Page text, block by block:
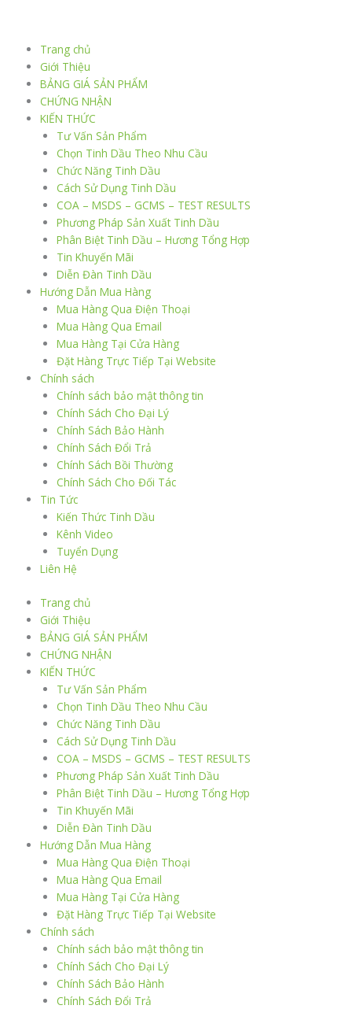
Trang chủ
Giới Thiệu
BẢNG GIÁ SẢN PHẨM
CHỨNG NHẬN
KIẾN THỨC
Tư Vấn Sản Phẩm
Chọn Tinh Dầu Theo Nhu Cầu
Chức Năng Tinh Dầu
Cách Sử Dụng Tinh Dầu
COA – MSDS – GCMS – TEST RESULTS
Phương Pháp Sản Xuất Tinh Dầu
Phân Biệt Tinh Dầu – Hương Tổng Hợp
Tin Khuyến Mãi
Diễn Đàn Tinh Dầu
Hướng Dẫn Mua Hàng
Mua Hàng Qua Điện Thoại
Mua Hàng Qua Email
Mua Hàng Tại Cửa Hàng
Đặt Hàng Trực Tiếp Tại Website
Chính sách
Chính sách bảo mật thông tin
Chính Sách Cho Đại Lý
Chính Sách Bảo Hành
Chính Sách Đổi Trả
Chính Sách Bồi Thường
Chính Sách Cho Đối Tác
Tin Tức
Kiến Thức Tinh Dầu
Kênh Video
Tuyển Dụng
Liên Hệ
Trang chủ
Giới Thiệu
BẢNG GIÁ SẢN PHẨM
CHỨNG NHẬN
KIẾN THỨC
Tư Vấn Sản Phẩm
Chọn Tinh Dầu Theo Nhu Cầu
Chức Năng Tinh Dầu
Cách Sử Dụng Tinh Dầu
COA – MSDS – GCMS – TEST RESULTS
Phương Pháp Sản Xuất Tinh Dầu
Phân Biệt Tinh Dầu – Hương Tổng Hợp
Tin Khuyến Mãi
Diễn Đàn Tinh Dầu
Hướng Dẫn Mua Hàng
Mua Hàng Qua Điện Thoại
Mua Hàng Qua Email
Mua Hàng Tại Cửa Hàng
Đặt Hàng Trực Tiếp Tại Website
Chính sách
Chính sách bảo mật thông tin
Chính Sách Cho Đại Lý
Chính Sách Bảo Hành
Chính Sách Đổi Trả